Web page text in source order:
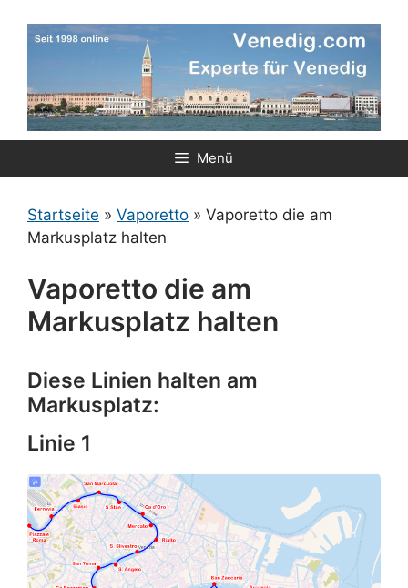
Inhalt
Menü
Startseite » Vaporetto » Vaporetto die am
Markusplatz halten
Vaporetto die am
Markusplatz halten
Diese Linien halten am
Markusplatz:
Linie 1